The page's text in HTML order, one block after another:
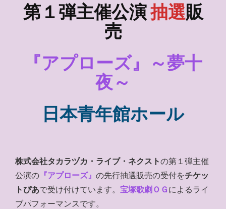
第１弾主催公演抽選販
売
『アプローズ』～夢十
夜～
日本青年館ホール
株式会社タカラヅカ・ライブ・ネクストの第１弾主催
公演の 『アプローズ』 の先行抽選販売の受付をチケッ
トぴあで受け付けています。 宝塚歌劇ＯＧ によるライ
ブパフォーマンスです。